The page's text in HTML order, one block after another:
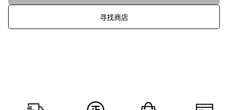
寻找商店